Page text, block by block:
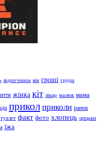
відпочинок вік гроші груди
жінка кіт лікар малюк мама
прикол приколи ранок
туалет факт фото хлопець цицьки
їжа